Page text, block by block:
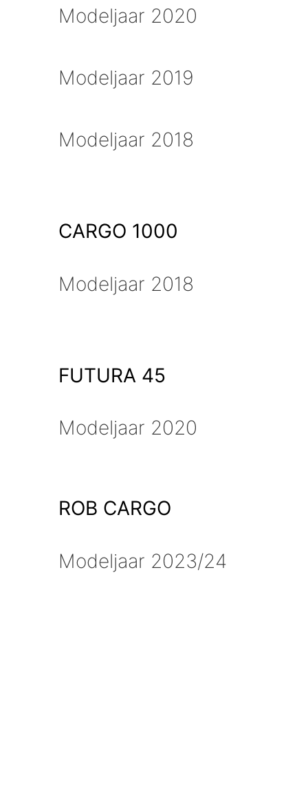
Modeljaar 2020
Modeljaar 2019
Modeljaar 2018
CARGO 1000
Modeljaar 2018
FUTURA 45
Modeljaar 2020
ROB CARGO
Modeljaar 2023/24